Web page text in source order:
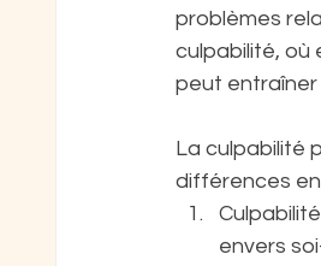
problèmes
culpabilité, où
peut
La culpabilité
différences
envers